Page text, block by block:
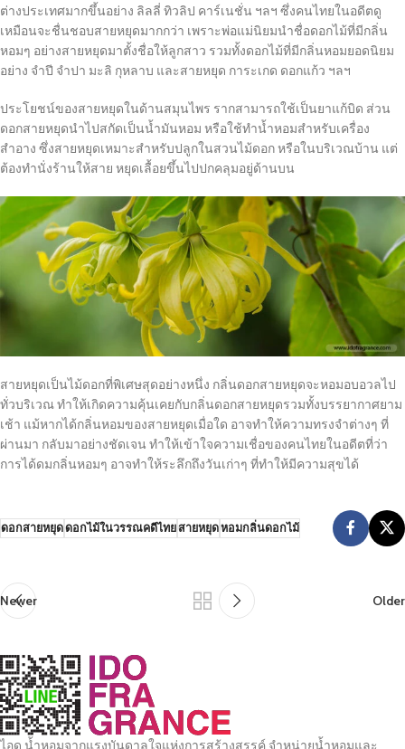
ต่างประเทศมากขึ้นอย่าง ลิลลี่ ทิวลิป คาร์เนชั่น ฯลฯ ซึ่งคนไทยในอดีตดู
เหมือนจะชื่นชอบสายหยุดมากกว่า เพราะพ่อแม่นิยมนำชื่อดอกไม้ที่มีกลิ่น
หอมๆ อย่างสายหยุดมาตั้งชื่อให้ลูกสาว รวมทั้งดอกไม้ที่มีกลิ่นหอมยอดนิยม
อย่าง จำปี จำปา มะลิ กุหลาบ และสายหยุด การะเกด ดอกแก้ว ฯลฯ
ประโยชน์ของสายหยุดในด้านสมุนไพร รากสามารถใช้เป็นยาแก้บิด ส่วน
ดอกสายหยุดนำไปสกัดเป็นน้ำมันหอม หรือใช้ทำน้ำหอมสำหรับเครื่อง
สำอาง ซึ่งสายหยุดเหมาะสำหรับปลูกในสวนไม้ดอก หรือในบริเวณบ้าน แต่
ต้องทำนั่งร้านให้สาย หยุดเลื้อยขึ้นไปปกคลุมอยู่ด้านบน
สายหยุดเป็นไม้ดอกที่พิเศษสุดอย่างหนึ่ง กลิ่นดอกสายหยุดจะหอมอบอวลไป
ทั่วบริเวณ ทำให้เกิดความคุ้นเคยกับกลิ่นดอกสายหยุดรวมทั้งบรรยากาศยาม
เช้า แม้หากได้กลิ่นหอมของสายหยุดเมื่อใด อาจทำให้ความทรงจำต่างๆ ที่
ผ่านมา กลับมาอย่างชัดเจน ทำให้เข้าใจความเชื่อของคนไทยในอดีตที่ว่า
การได้ดมกลิ่นหอมๆ อาจทำให้ระลึกถึงวันเก่าๆ ที่ทำให้มีความสุขได้
ดอกสายหยุดดอกไม้ในวรรณคดีไทยสายหยุดหอมกลิ่นดอกไม้
Newer Older